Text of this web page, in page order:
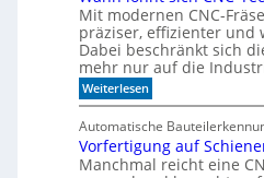
e
n
s
o
r
e
n
B
ü
c
h
e
r
r
e
a
l
k
t
d
e
r
S
e
r
i
e
Mit modernen CNC-
präziser, effizienter und
Dabei beschränkt sich
mehr nur auf die
Weiterlesen:
W
a
n
n
l
Automatische
Vorfertigung auf
Manchmal reicht eine